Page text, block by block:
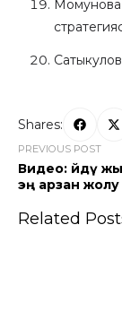
Момунова
Shares:
PREVIOUS POST
Видео: Үйдү
эң арзан
Related